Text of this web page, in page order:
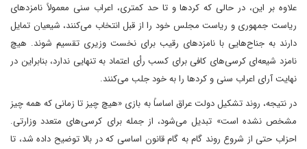
علاوه بر این، در حالی که کردها و تا حد کمتری، اعراب سنی معمولاً نامزدهای
ریاست جمهوری و ریاست مجلس خود را از قبل انتخاب می‌کنند، شیعیان تمایل
دارند به جناح‌هایی با نامزدهای رقیب برای نخست وزیری تقسیم شوند. هیچ
نامزد شیعه‌ای کرسی‌های کافی برای کسب رأی اعتماد به تنهایی ندارد، بنابراین در
نهایت آرای اعراب سنی و کردها را به خود جلب می‌کنند.
در نتیجه، روند تشکیل دولت عراق اساساً به بازی «هیچ چیز تا زمانی که همه چیز
مشخص نشده است» تبدیل می‌شود، از جمله برای کرسی‌های متعدد وزارتی.
احزاب حتی از شروع روند گام به گام قانون اساسی که در بالا توضیح داده شد، تا